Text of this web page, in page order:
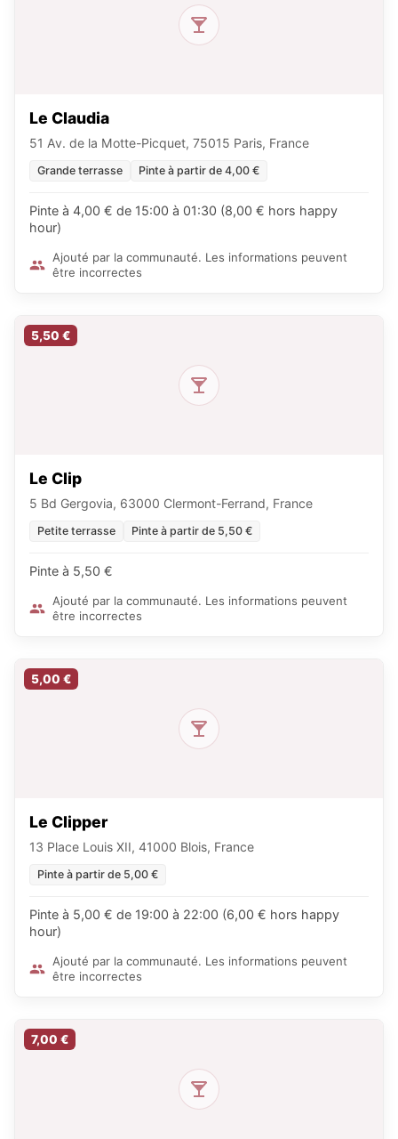
Le Claudia
51 Av. de la Motte-Picquet, 75015 Paris, France
Grande terrasse Pinte à partir de 4,00 €
Pinte à 4,00 € de 15:00 à 01:30 (8,00 € hors happy
hour)
Ajouté par la communauté. Les informations peuvent
être incorrectes
5,50 €
Le Clip
5 Bd Gergovia, 63000 Clermont-Ferrand, France
Petite terrasse Pinte à partir de 5,50 €
Pinte à 5,50 €
Ajouté par la communauté. Les informations peuvent
être incorrectes
5,00 €
Le Clipper
13 Place Louis XII, 41000 Blois, France
Pinte à partir de 5,00 €
Pinte à 5,00 € de 19:00 à 22:00 (6,00 € hors happy
hour)
Ajouté par la communauté. Les informations peuvent
être incorrectes
7,00 €